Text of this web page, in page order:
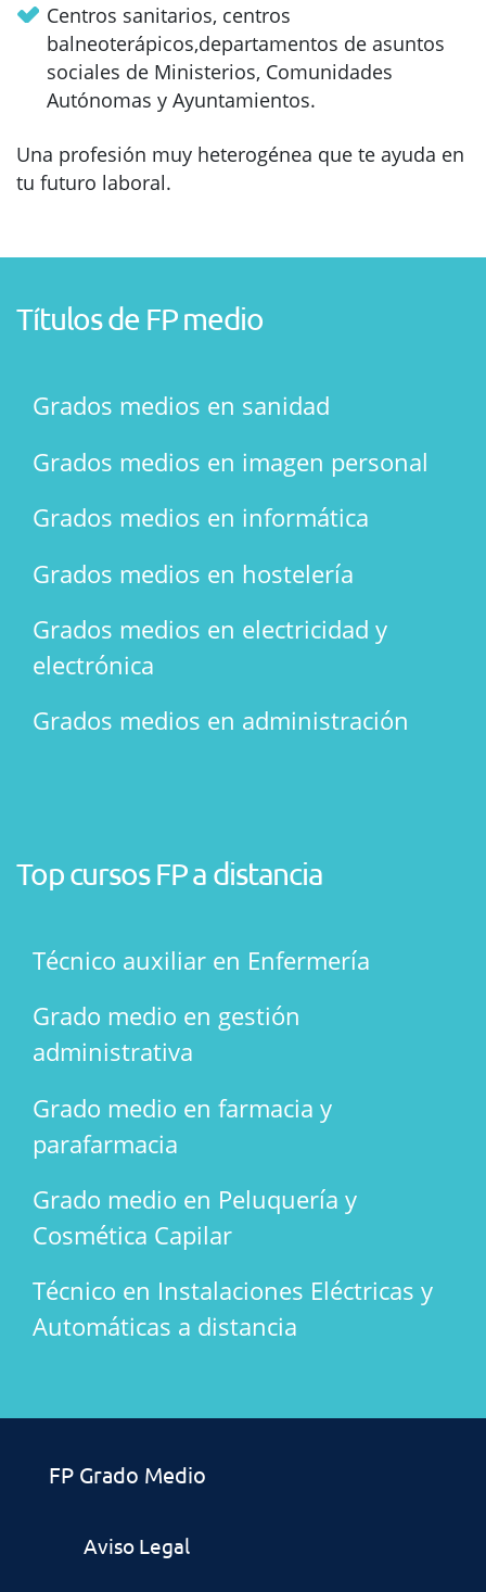
Centros sanitarios, centros
balneoterápicos,departamentos de asuntos
sociales de Ministerios, Comunidades
Autónomas y Ayuntamientos.
Una profesión muy heterogénea que te ayuda en
tu futuro laboral.
Títulos de FP medio
Grados medios en sanidad
Grados medios en imagen personal
Grados medios en informática
Grados medios en hostelería
Grados medios en electricidad y
electrónica
Grados medios en administración
Top cursos FP a distancia
Técnico auxiliar en Enfermería
Grado medio en gestión
administrativa
Grado medio en farmacia y
parafarmacia
Grado medio en Peluquería y
Cosmética Capilar
Técnico en Instalaciones Eléctricas y
Automáticas a distancia
FP Grado Medio
Aviso Legal